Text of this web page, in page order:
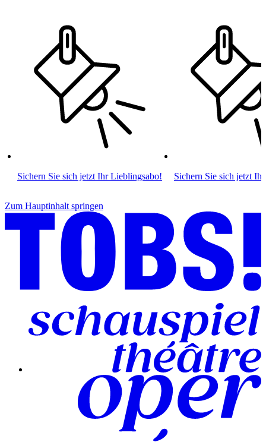
Sichern Sie sich jetzt Ihr Lieblingsabo! Sichern Sie sich jetzt Ihr
Zum Hauptinhalt springen